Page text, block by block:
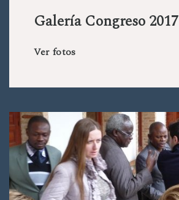
Galería Congreso 2017
Ver fotos